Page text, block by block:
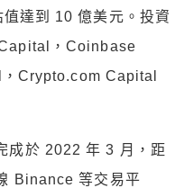
達到 10 億美元。投資
，Coinbase
Crypto.com Capital
成於 2022 年 3 月，距
Binance 等交易平